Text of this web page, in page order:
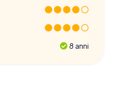
8 anni